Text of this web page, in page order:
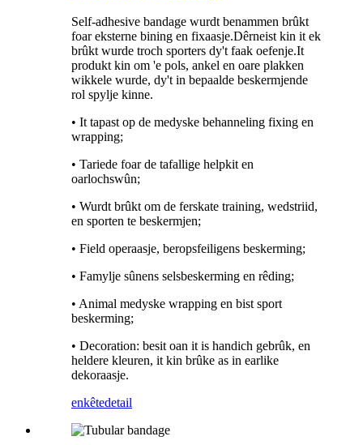
Self-adhesive bandage wurdt benammen brûkt
foar eksterne bining en fixaasje.Dêrneist kin it ek
brûkt wurde troch sporters dy't faak oefenje.It
produkt kin om 'e pols, ankel en oare plakken
wikkele wurde, dy't in bepaalde beskermjende
rol spylje kinne.
• It tapast op de medyske behanneling fixing en
wrapping;
• Tariede foar de tafallige helpkit en
oarlochswûn;
• Wurdt brûkt om de ferskate training, wedstriid,
en sporten te beskermjen;
• Field operaasje, beropsfeiligens beskerming;
• Famylje sûnens selsbeskerming en rêding;
• Animal medyske wrapping en bist sport
beskerming;
• Decoration: besit oan it is handich gebrûk, en
heldere kleuren, it kin brûke as in earlike
dekoraasje.
enkêtedetail